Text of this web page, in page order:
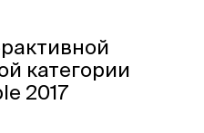
категории
2017